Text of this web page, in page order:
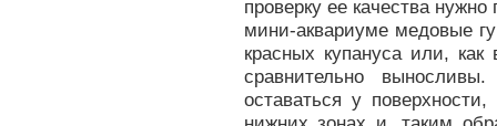
проверку ее качества
мини-аквариуме медовые
красных купануса или,
сравнительно
оставаться у